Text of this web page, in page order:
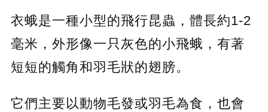
衣蛾是一種小型的飛行昆蟲，體長約1-2
毫米，外形像一只灰色的小飛蛾，有著
短短的觸角和羽毛狀的翅膀。
它們主要以動物毛發或羽毛為食，也會